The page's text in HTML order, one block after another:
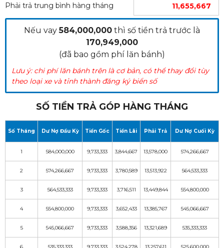
Nga
2. Xe khách Gaz 17 chỗ một sự lựa chọn hoàn hảo
Phải trả trung bình hàng tháng 11,655,667
Nếu vay584,000,000 thì số tiền trả trước là
170,949,000
(đã bao gồm phí lăn bánh)
Lưu ý: chi phí lăn bánh trên là cơ bản, có thể thay đổi tùy
theo loại xe và tỉnh thành đăng ký biển số
SỐ TIỀN TRẢ GÓP HÀNG THÁNG
Số Tháng Dư Nợ Đầu Kỳ Tiền Gốc Tiền Lãi Phải Trả Dư Nợ Cuối Kỳ
1 584,000,000 9,733,333 3,844,667 13,578,000 574,266,667
2 574,266,667 9,733,333 3,780,589 13,513,922 564,533,333
3 564,533,333 9,733,333 3,716,511 13,449,844 554,800,000
4 554,800,000 9,733,333 3,652,433 13,385,767 545,066,667
5 545,066,667 9,733,333 3,588,356 13,321,689 535,333,333